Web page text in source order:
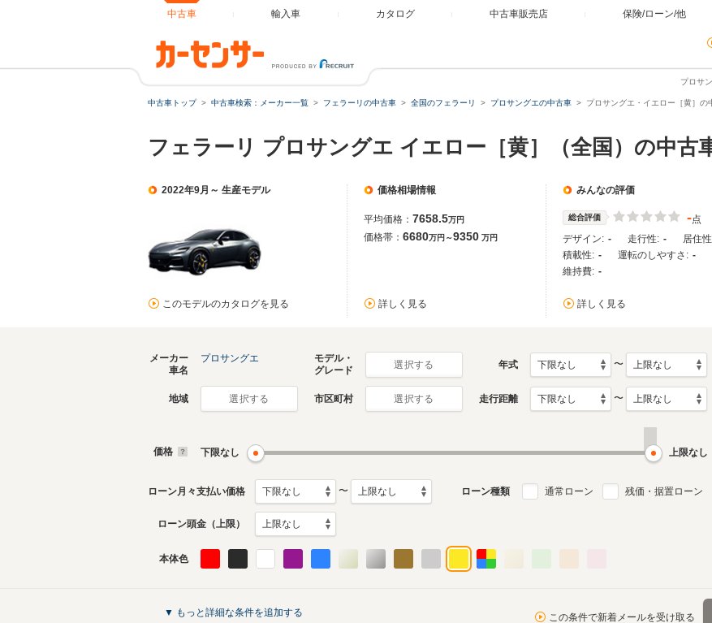
中古車 輸入車 カタログ 中古車販売店 保険/ローン/他
プロサ
中古車トップ 中古車検索：メーカー一覧 フェラーリの中古車 全国のフェラーリ プロサングエの中古車 プロサングエ・イエロー［黄］の
フェラーリ プロサングエ イエロー［黄］（全国）の中古
2022年9月～ 生産モデル
このモデルのカタログを見る
価格相場情報
平均価格： 7658.5万円
価格帯： 6680万円～9350 万円
詳しく見る
みんなの評価
総合評価 -点
デザイン: - 走行性: - 居住
積載性: - 運転のしやすさ: -
維持費: -
詳しく見る
メーカー
車名
プロサングエ
モデル・
グレード
選択する 年式 〜
地域 選択する 市区町村 選択する 走行距離 〜
価格 下限なし 上限なし
ローン月々支払い価格 〜 ローン種類 通常ローン 残価・据置ローン
ローン頭金（上限）
本体色
▼ もっと詳細な条件を追加する この条件で新着メールを受け取る